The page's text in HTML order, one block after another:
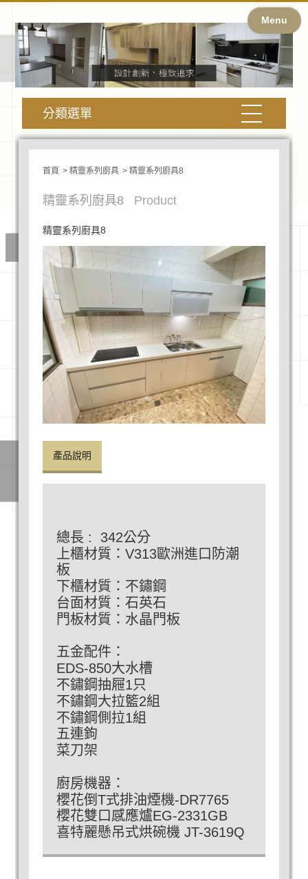
Menu
分類選單
首頁 精靈系列廚具 精靈系列廚具8
精靈系列廚具8 Product
精靈系列廚具8
產品說明
總長 : 342公分
上櫃材質：V313歐洲進口防潮
板
下櫃材質：不鏽鋼
台面材質：石英石
門板材質：水晶門板
五金配件：
EDS-850大水槽
不鏽鋼抽屜1只
不鏽鋼大拉籃2組
不鏽鋼側拉1組
五連鉤
菜刀架
廚房機器：
櫻花倒T式排油煙機-DR7765
櫻花雙口感應爐EG-2331GB
喜特麗懸吊式烘碗機 JT-3619Q